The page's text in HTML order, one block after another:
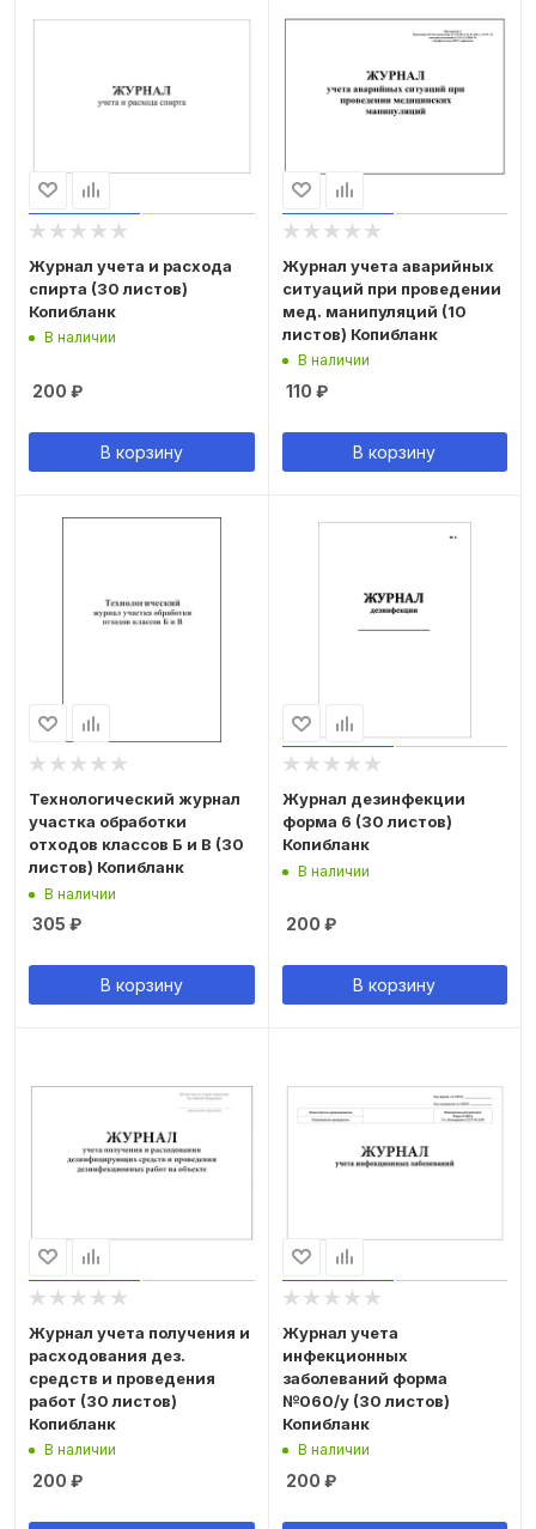
Журнал учета и расхода
спирта (30 листов)
Копибланк
В наличии
200 ₽
В корзину
Журнал учета аварийных
ситуаций при проведении
мед. манипуляций (10
листов) Копибланк
В наличии
110 ₽
В корзину
Технологический журнал
участка обработки
отходов классов Б и В (30
листов) Копибланк
В наличии
305 ₽
В корзину
Журнал дезинфекции
форма 6 (30 листов)
Копибланк
В наличии
200 ₽
В корзину
Журнал учета получения и
расходования дез.
средств и проведения
работ (30 листов)
Копибланк
В наличии
200 ₽
Журнал учета
инфекционных
заболеваний форма
№060/у (30 листов)
Копибланк
В наличии
200 ₽